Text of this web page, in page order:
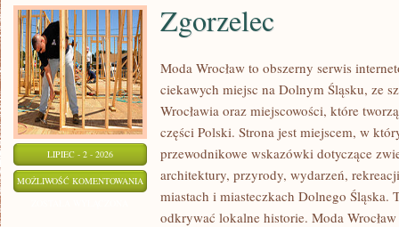
LIPIEC - 2 - 2026
MOŻLIWOŚĆ KOMENTOWANIA ZGORZELEC
Zgorzelec
Moda Wrocław to obszerny serwis
ciekawych miejsc na Dolnym Śląsku, ze
Wrocławia oraz miejscowości, które
części Polski. Strona jest miejscem, w
przewodnikowe wskazówki dotyczące
architektury, przyrody, wydarzeń,
miastach i miasteczkach Dolnego Śląska.
odkrywać lokalne historie. Moda